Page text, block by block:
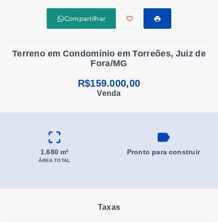
Compartilhar
Terreno em Condomínio em Torreões, Juiz de
Fora/MG
R$159.000,00
Venda
1.680 m²
ÁREA TOTAL
Pronto para construir
Taxas